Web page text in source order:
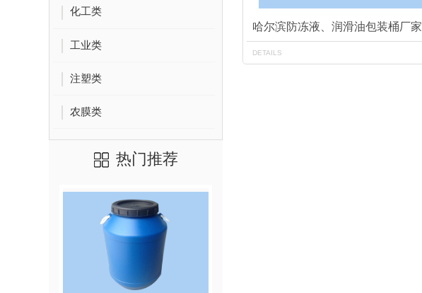
化工类
工业类
注塑类
农膜类
热门推荐
哈尔滨防冻液、润滑油包装桶厂家
DETAILS